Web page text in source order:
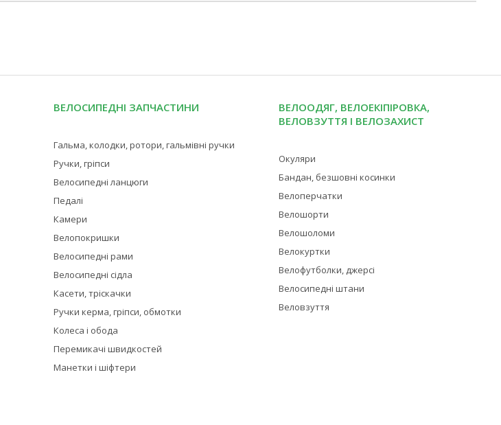
ВЕЛОСИПЕДНІ ЗАПЧАСТИНИ
Гальма, колодки, ротори, гальмівні ручки
Ручки, гріпси
Велосипедні ланцюги
Педалі
Камери
Велопокришки
Велосипедні рами
Велосипедні сідла
Касети, тріскачки
Ручки керма, гріпси, обмотки
Колеса і обода
Перемикачі швидкостей
Манетки і шіфтери
ВЕЛООДЯГ, ВЕЛОЕКІПІРОВКА,
ВЕЛОВЗУТТЯ І ВЕЛОЗАХИСТ
Окуляри
Бандан, безшовні косинки
Велоперчатки
Велошорти
Велошоломи
Велокуртки
Велофутболки, джерсі
Велосипедні штани
Веловзуття